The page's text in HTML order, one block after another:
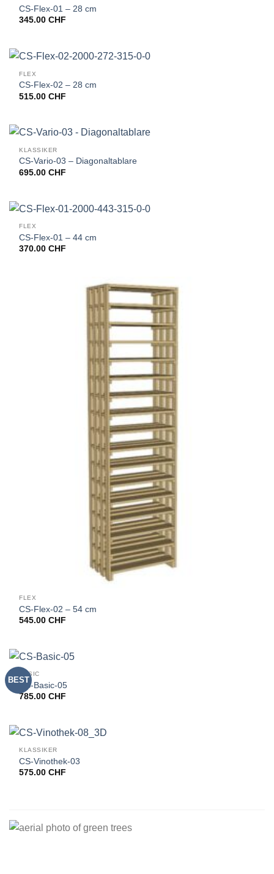
CS-Flex-01 – 28 cm
345.00CHF
FLEX
CS-Flex-02 – 28 cm
515.00CHF
KLASSIKER
CS-Vario-03 – Diagonaltablare
695.00CHF
FLEX
CS-Flex-01 – 44 cm
370.00CHF
FLEX
CS-Flex-02 – 54 cm
545.00CHF
BEST
BASIC
CS-Basic-05
785.00CHF
KLASSIKER
CS-Vinothek-03
575.00CHF